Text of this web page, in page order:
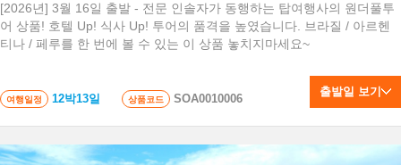
[2026년] 3월 16일 출발 - 전문 인솔자가 동행하는 탑여행사의 원더풀투
어 상품! 호텔 Up! 식사 Up! 투어의 품격을 높였습니다. 브라질 / 아르헨
티나 / 페루를 한 번에 볼 수 있는 이 상품 놓치지마세요~
여행일정 12박13일 상품코드 SOA0010006
출발일 보기